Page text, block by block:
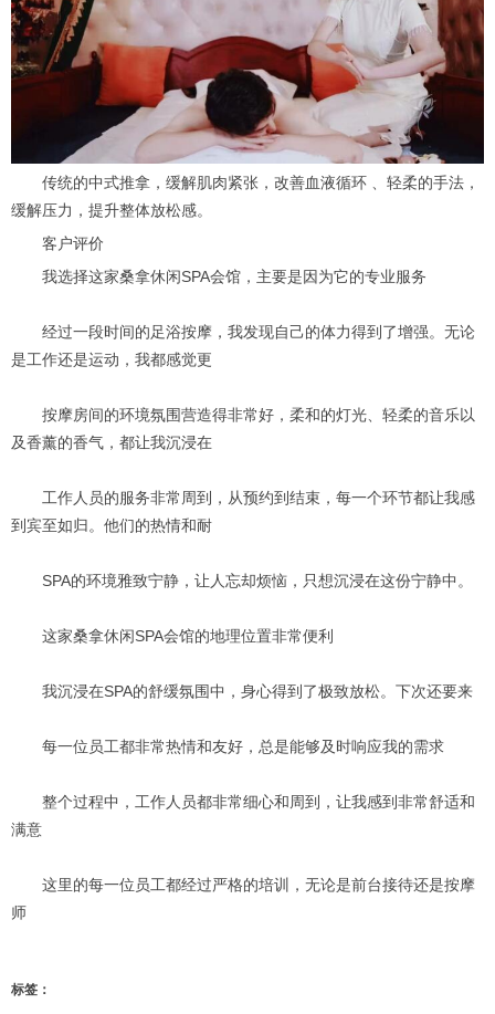
传统的中式推拿，缓解肌肉紧张，改善血液循环 、轻柔的手法，
缓解压力，提升整体放松感。
客户评价
我选择这家桑拿休闲SPA会馆，主要是因为它的专业服务
经过一段时间的足浴按摩，我发现自己的体力得到了增强。无论
是工作还是运动，我都感觉更
按摩房间的环境氛围营造得非常好，柔和的灯光、轻柔的音乐以
及香薰的香气，都让我沉浸在
工作人员的服务非常周到，从预约到结束，每一个环节都让我感
到宾至如归。他们的热情和耐
SPA的环境雅致宁静，让人忘却烦恼，只想沉浸在这份宁静中。
这家桑拿休闲SPA会馆的地理位置非常便利
我沉浸在SPA的舒缓氛围中，身心得到了极致放松。下次还要来
每一位员工都非常热情和友好，总是能够及时响应我的需求
整个过程中，工作人员都非常细心和周到，让我感到非常舒适和
满意
这里的每一位员工都经过严格的培训，无论是前台接待还是按摩
师
标签：